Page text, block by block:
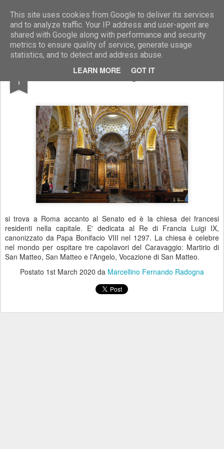
This site uses cookies from Google to deliver its services
and to analyze traffic. Your IP address and user-agent are
shared with Google along with performance and security
metrics to ensure quality of service, generate usage
statistics, and to detect and address abuse.
LEARN MORE GOT IT
Marcellino Radogna - Fotonotizie per la stampa
1 Chiesa di San Luigi dei Francesi
si trova a Roma accanto al Senato ed è la chiesa dei francesi
residenti nella capitale. E' dedicata al Re di Francia Luigi IX,
canonizzato da Papa Bonifacio VIII nel 1297. La chiesa è celebre
nel mondo per ospitare tre capolavori del Caravaggio: Martirio di
San Matteo, San Matteo e l'Angelo, Vocazione di San Matteo.
Postato 1st March 2020 da Marcellino Fernando Radogna